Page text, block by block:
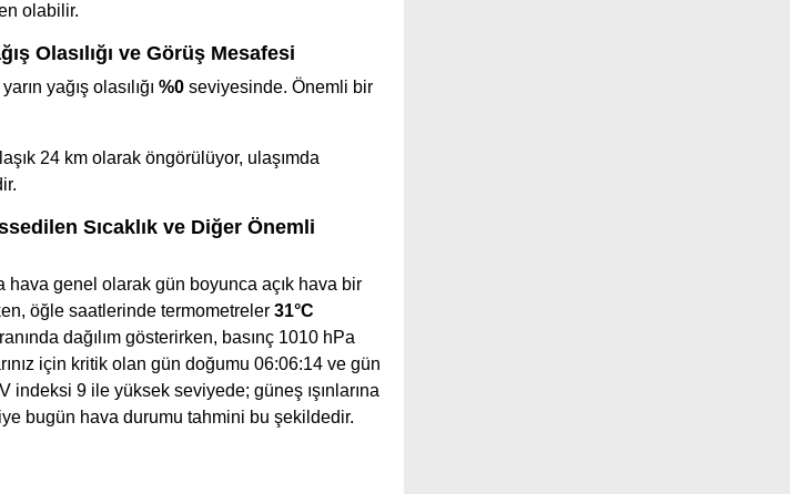
olabilir.
Olasılığı ve Görüş Mesafesi
yağış olasılığı %0 seviyesinde. Önemli bir
24 km olarak öngörülüyor, ulaşımda
Sıcaklık ve Diğer Önemli
genel olarak gün boyunca açık hava bir
öğle saatlerinde termometreler 31°C
dağılım gösterirken, basınç 1010 hPa
için kritik olan gün doğumu 06:06:14 ve gün
indeksi 9 ile yüksek seviyede; güneş ışınlarına
bugün hava durumu tahmini bu şekildedir.